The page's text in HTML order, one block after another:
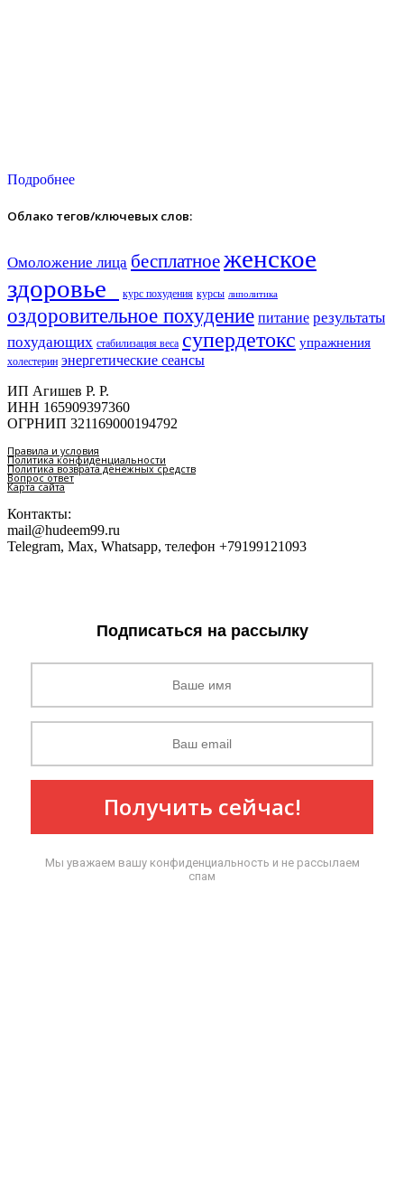
Подробнее
Облако тегов/ключевых слов:
Омоложение лица бесплатноеженское
здоровье​
курс похудения курсы липолитика
оздоровительное похудение питание результаты
похудающих стабилизация веса супердетокс упражнения
холестерин энергетические сеансы
ИП Агишев Р. Р.
ИНН 165909397360
ОГРНИП 321169000194792
Правила и условия
Политика конфиденциальности
Политика возврата денежных средств
Вопрос ответ
Карта сайта
Контакты:
mail@hudeem99.ru
Telegram, Max, Whatsapp, телефон +79199121093
Подписаться на рассылку
Получить сейчас!
Мы уважаем вашу конфиденциальность и не рассылаем
спам